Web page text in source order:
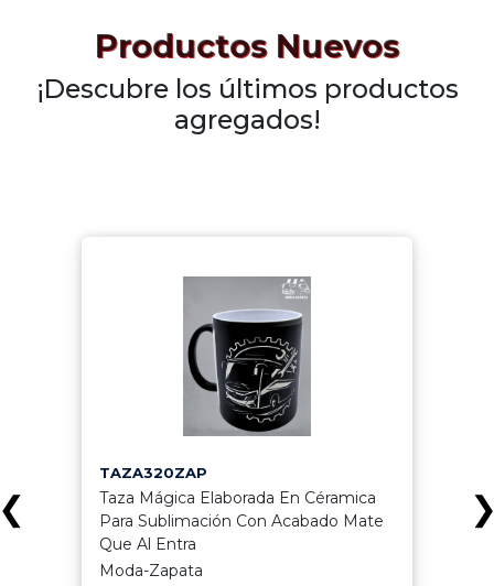
Productos Nuevos
¡Descubre los últimos productos
agregados!
TAZA320ZAP
Taza Mágica Elaborada En Céramica
Para Sublimación Con Acabado Mate
Que Al Entra
Moda-Zapata